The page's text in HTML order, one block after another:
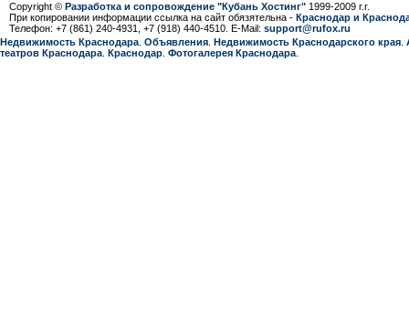
Copyright © Разработка и сопровождение "Кубань Хостинг" 1999-2009 г.г.
При копировании информации ссылка на сайт обязятельна - Краснодар и
Телефон: +7 (861) 240-4931, +7 (918) 440-4510. E-Mail: support@rufox.ru
Недвижимость Краснодара Объявления Недвижимость Краснодарcкого края
театров Краснодара Краснодар Фотогалерея Краснодара